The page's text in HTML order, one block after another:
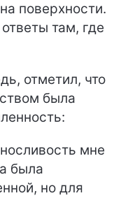
поверхности.
там, где
отметил, что
была
мне
была
но для